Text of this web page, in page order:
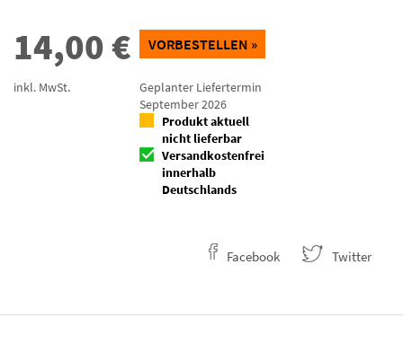
14,00€
inkl. MwSt.
VORBESTELLEN »
Geplanter Liefertermin
September 2026
Produkt aktuell
nicht lieferbar
Versandkostenfrei
innerhalb
Deutschlands
Facebook Twitter